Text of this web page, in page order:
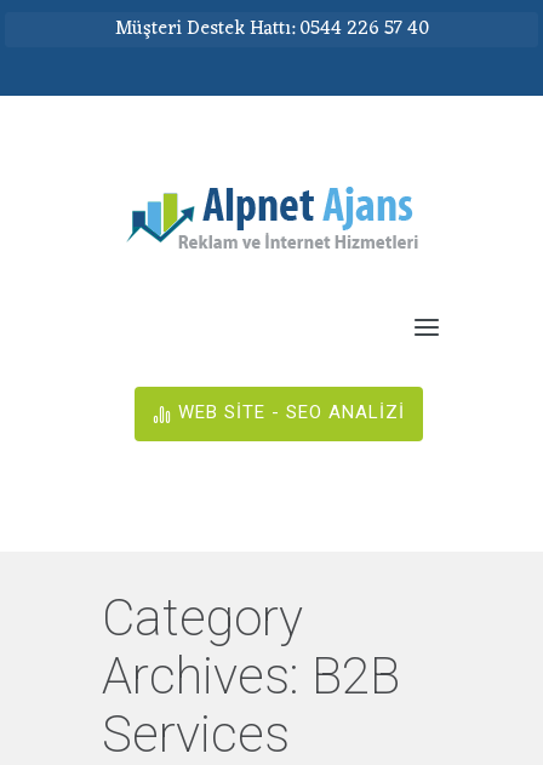
Müşteri Destek Hattı: 0544 226 57 40
WEB SİTE - SEO ANALİZİ
Category
Archives: B2B
Services